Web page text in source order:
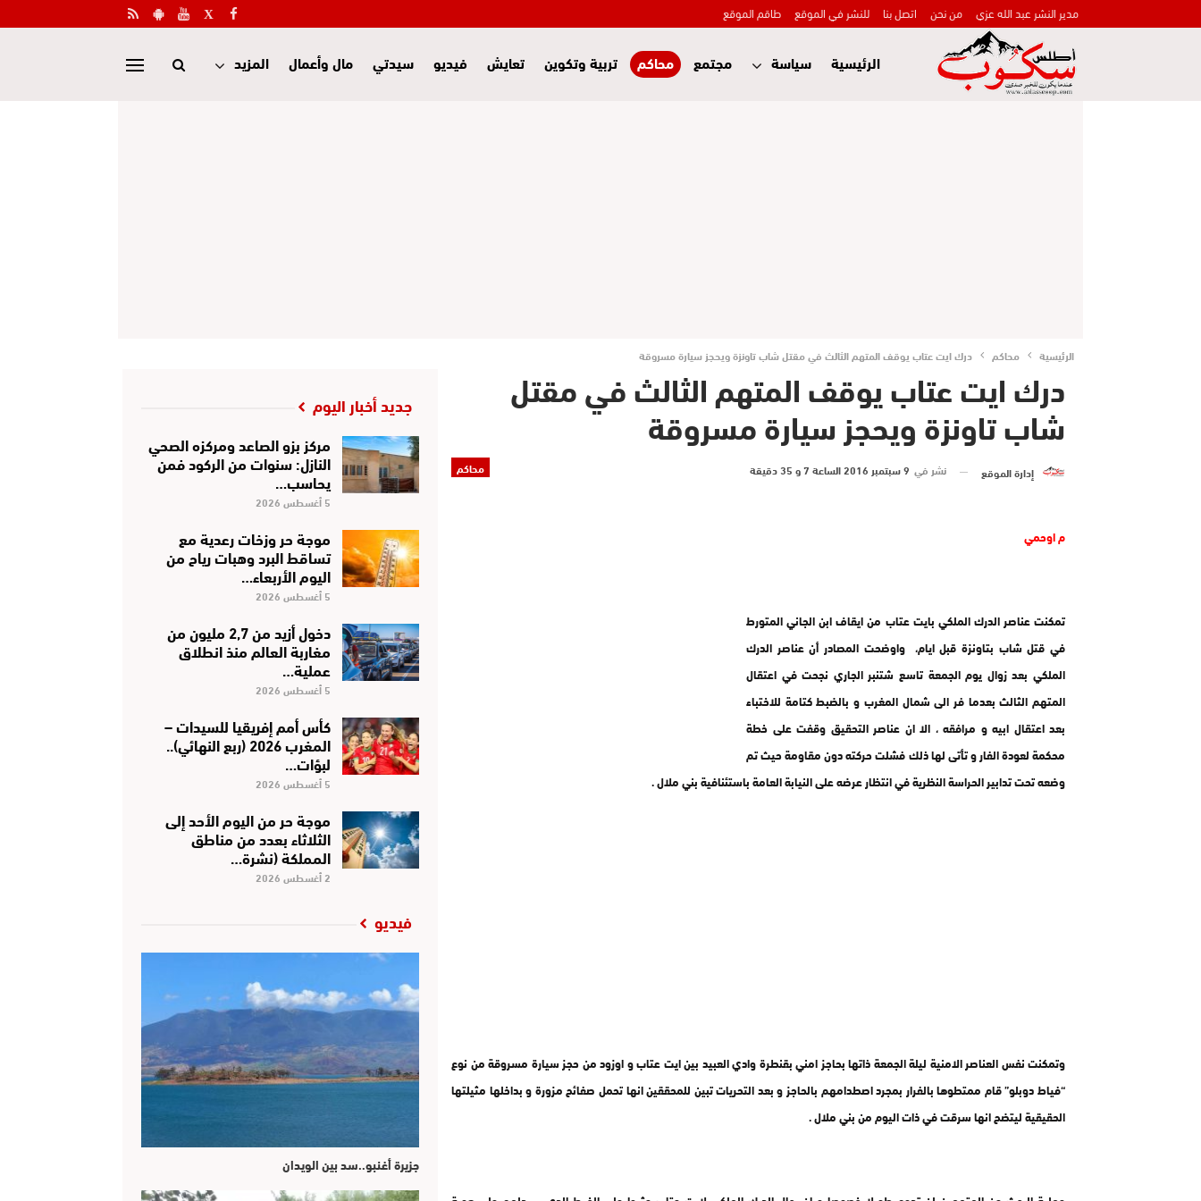
مدير النشر عبد الله عزي من نحن اتصل بنا للنشر في الموقع طاقم الموقع
الرئيسية سياسة مجتمع محاكم تربية وتكوين تعايش فيديو سيدتي مال وأعمال المزيد
الرئيسية محاكم درك ايت عتاب يوقف المتهم الثالث في مقتل شاب تاونزة ويحجز سيارة مسروقة
درك ايت عتاب يوقف المتهم الثالث في مقتل
شاب تاونزة ويحجز سيارة مسروقة
محاكم إدارة الموقع نشر في 9 سبتمبر 2016 الساعة 7 و 35 دقيقة
م اوحمي
تمكنت عناصر الدرك الملكي بايت عتاب من ايقاف ابن الجاني المتورط
في قتل شاب بتاونزة قبل ايام، واوضحت المصادر أن عناصر الدرك
الملكي بعد زوال يوم الجمعة تاسع شتنبر الجاري نجحت في اعتقال
المتهم الثالث بعدما فر الى شمال المغرب و بالضبط كتامة للاختباء
بعد اعتقال ابيه و مرافقه ، الا ان عناصر التحقيق وقفت على خطة
محكمة لعودة الفار و تأتى لها ذلك فشلت حركته دون مقاومة حيث تم
وضعه تحت تدابير الحراسة النظرية في انتظار عرضه على النيابة العامة باستئنافية بني ملال .
وتمكنت نفس العناصر الامنية ليلة الجمعة ذاتها بحاجز امني بقنطرة وادي العبيد بين ايت عتاب و اوزود من حجز سيارة مسروقة من نوع
“فياط دوبلو” قام ممتطوها بالفرار بمجرد اصطدامهم بالحاجز و بعد التحريات تبين للمحققين انها تحمل صفائح مزورة و بداخلها مثيلتها
الحقيقية ليتضح انها سرقت في ذات اليوم من بني ملال .
جديد أخبار اليوم
مركز بزو الصاعد ومركزه الصحي
النازل: سنوات من الركود فمن
يحاسب…
5 أغسطس 2026
موجة حر وزخات رعدية مع
تساقط البرد وهبات رياح من
اليوم الأربعاء…
5 أغسطس 2026
دخول أزيد من 2,7 مليون من
مغاربة العالم منذ انطلاق
عملية…
5 أغسطس 2026
كأس أمم إفريقيا للسيدات –
المغرب 2026 (ربع النهائي)..
لبؤات…
5 أغسطس 2026
موجة حر من اليوم الأحد إلى
الثلاثاء بعدد من مناطق
المملكة (نشرة…
2 أغسطس 2026
فيديو
جزيرة أغنبو..سد بين الويدان